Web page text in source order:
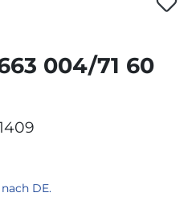
004/71 60
DE.